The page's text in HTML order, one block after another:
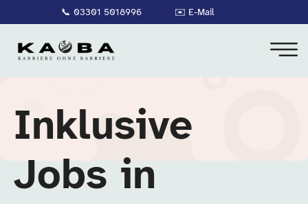
📞 03301 5018996 ✉️ E-Mail
Inklusive
Jobs in